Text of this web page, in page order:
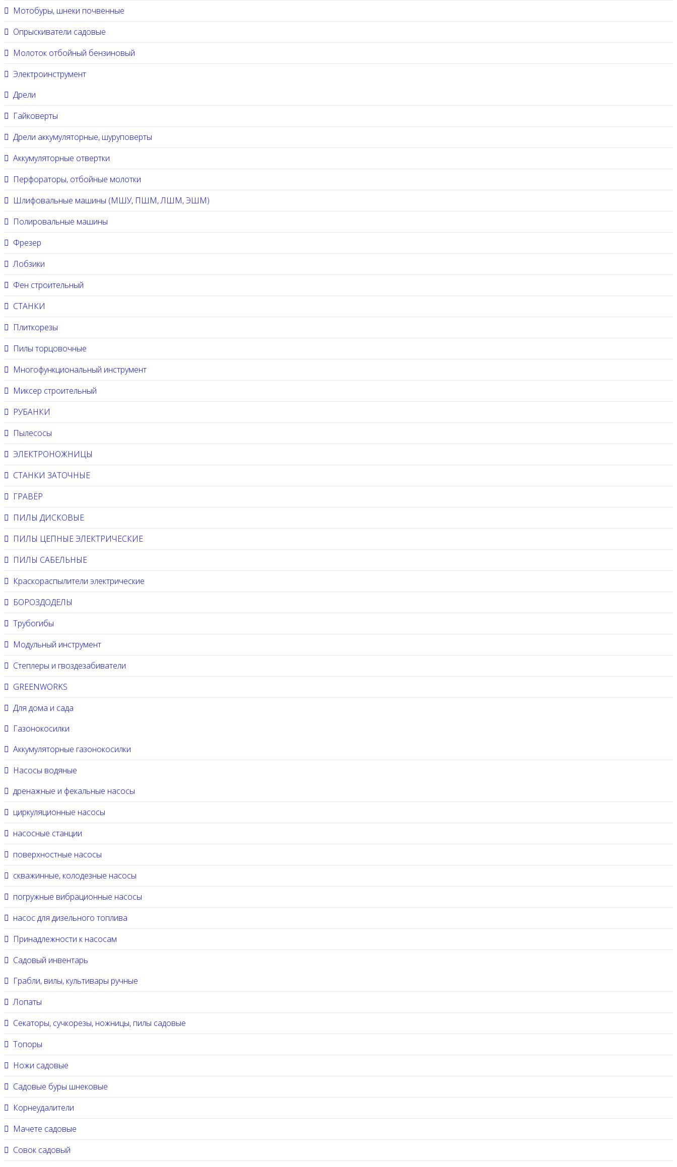
Мотобуры, шнеки почвенные
Опрыскиватели садовые
Молоток отбойный бензиновый
Электроинструмент
Дрели
Гайковерты
Дрели аккумуляторные, шуруповерты
Аккумуляторные отвертки
Перфораторы, отбойные молотки
Шлифовальные машины (МШУ, ПШМ, ЛШМ, ЭШМ)
Полировальные машины
Фрезер
Лобзики
Фен строительный
СТАНКИ
Плиткорезы
Пилы торцовочные
Многофункциональный инструмент
Миксер строительный
РУБАНКИ
Пылесосы
ЭЛЕКТРОНОЖНИЦЫ
СТАНКИ ЗАТОЧНЫЕ
ГРАВЁР
ПИЛЫ ДИСКОВЫЕ
ПИЛЫ ЦЕПНЫЕ ЭЛЕКТРИЧЕСКИЕ
ПИЛЫ САБЕЛЬНЫЕ
Краскораспылители электрические
БОРОЗДОДЕЛЫ
Трубогибы
Модульный инструмент
Степлеры и гвоздезабиватели
GREENWORKS
Для дома и сада
Газонокосилки
Аккумуляторные газонокосилки
Насосы водяные
дренажные и фекальные насосы
циркуляционные насосы
насосные станции
поверхностные насосы
скважинные, колодезные насосы
погружные вибрационные насосы
насос для дизельного топлива
Принадлежности к насосам
Садовый инвентарь
Грабли, вилы, культивары ручные
Лопаты
Секаторы, сучкорезы, ножницы, пилы садовые
Топоры
Ножи садовые
Садовые буры шнековые
Корнеудалители
Мачете садовые
Совок садовый